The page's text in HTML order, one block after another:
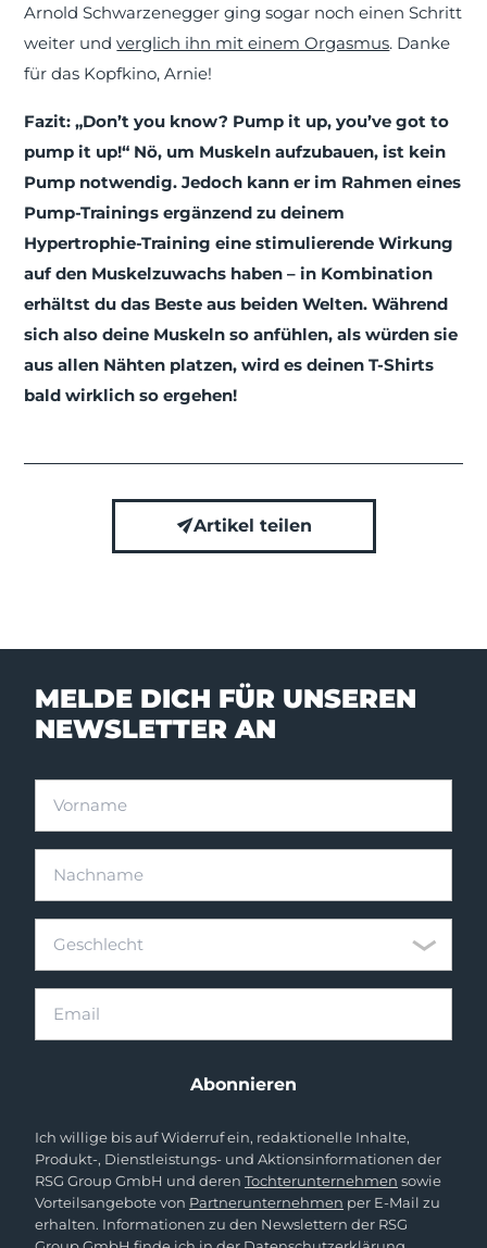
Arnold Schwarzenegger ging sogar noch einen Schritt
weiter undverglich ihn mit einem Orgasmus. Danke
für das Kopfkino, Arnie!
Fazit: „Don’t you know? Pump it up, you’ve got to
pump it up!“ Nö, um Muskeln aufzubauen, ist kein
Pump notwendig. Jedoch kann er im Rahmen eines
Pump-Trainings ergänzend zu deinem
Hypertrophie-Training eine stimulierende Wirkung
auf den Muskelzuwachs haben – in Kombination
erhältst du das Beste aus beiden Welten. Während
sich also deine Muskeln so anfühlen, als würden sie
aus allen Nähten platzen, wird es deinen T-Shirts
bald wirklich so ergehen!
Artikel teilen
MELDE DICH FÜR UNSEREN
NEWSLETTER AN
Geschlecht
Abonnieren
Ich willige bis auf Widerruf ein, redaktionelle Inhalte,
Produkt-, Dienstleistungs- und Aktionsinformationen der
RSG Group GmbH und derenTochterunternehmen sowie
Vorteilsangebote von Partnerunternehmen per E-Mail zu
erhalten. Informationen zu den Newslettern der RSG